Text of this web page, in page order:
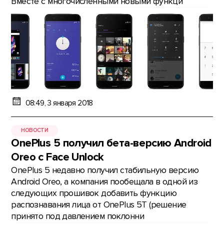
08:49, 3 января 2018
НОВОСТИ
OnePlus 5 получил бета-версию Android
Oreo с Face Unlock
OnePlus 5 недавно получил стабильную версию
Android Oreo, а компания пообещала в одной из
следующих прошивок добавить функцию
распознавания лица от OnePlus 5T (решение
принято под давлением поклонни